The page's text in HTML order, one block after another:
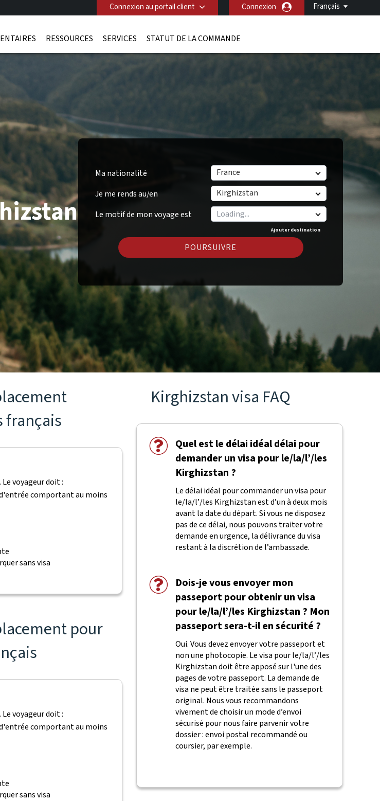
Français
Connexion au portail client Connexion
RESSOURCES SERVICES STATUT DE LA COMMANDE
Ma nationalité
France
Je me rends au/en
Kirghizstan
Le motif de mon voyage est
Ajouter destination
POURSUIVRE
français
voyageur doit :
comportant au moins
sans visa
pour
voyageur doit :
comportant au moins
sans visa
Kirghizstan visa FAQ
Quel est le délai idéal délai pour
demander un visa pour le/la/l’/les
Kirghizstan ?
Le délai idéal pour commander un visa pour
le/la/l’/les Kirghizstan est d’un à deux mois
avant la date du départ. Si vous ne disposez
pas de ce délai, nous pouvons traiter votre
demande en urgence, la délivrance du visa
restant à la discrétion de l’ambassade.
Dois-je vous envoyer mon
passeport pour obtenir un visa
pour le/la/l’/les Kirghizstan ? Mon
passeport sera-t-il en sécurité ?
Oui. Vous devez envoyer votre passeport et
non une photocopie. Le visa pour le/la/l’/les
Kirghizstan doit être apposé sur l'une des
pages de votre passeport. La demande de
visa ne peut être traitée sans le passeport
original. Nous vous recommandons
vivement de choisir un mode d’envoi
sécurisé pour nous faire parvenir votre
dossier : envoi postal recommandé ou
coursier, par exemple.